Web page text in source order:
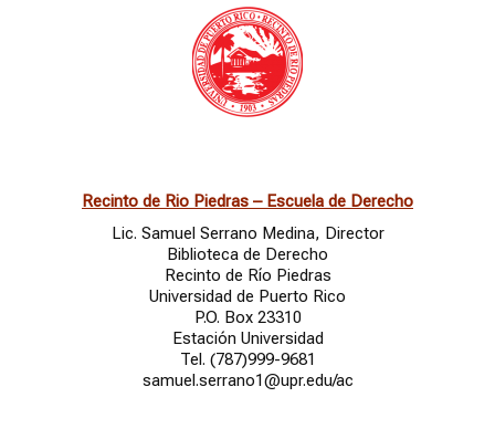
Recinto de Rio Piedras – Escuela de Derecho
Lic. Samuel Serrano Medina, Director
Biblioteca de Derecho
Recinto de Río Piedras
Universidad de Puerto Rico
P.O. Box 23310
Estación Universidad
Tel. (787)999-9681
samuel.serrano1@upr.edu/ac